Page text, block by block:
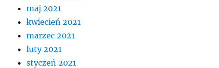
maj 2021
kwiecień 2021
marzec 2021
luty 2021
styczeń 2021